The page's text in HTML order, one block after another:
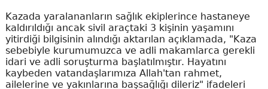
Kazada yaralananların sağlık ekiplerince hastaneye
kaldırıldığı ancak sivil araçtaki 3 kişinin yaşamını
yitirdiği bilgisinin alındığı aktarılan açıklamada, "Kaza
sebebiyle kurumumuzca ve adli makamlarca gerekli
idari ve adli soruşturma başlatılmıştır. Hayatını
kaybeden vatandaşlarımıza Allah'tan rahmet,
ailelerine ve yakınlarına başsağlığı dileriz" ifadeleri